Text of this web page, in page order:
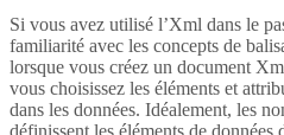
Si vous avez utilisé l’Xml dans le
familiarité avec les concepts de
lorsque vous créez un document
vous choisissez les éléments et
dans les données. Idéalement, les